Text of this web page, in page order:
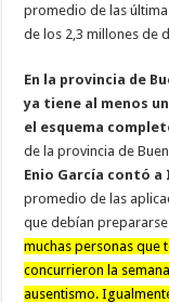
promedio de las
de los 2,3 millones de
En la provincia de
ya tiene al menos
el esquema
de la provincia de
Enio García contó a
promedio de las
que debían prepararse
muchas personas que
concurrieron la
ausentismo.